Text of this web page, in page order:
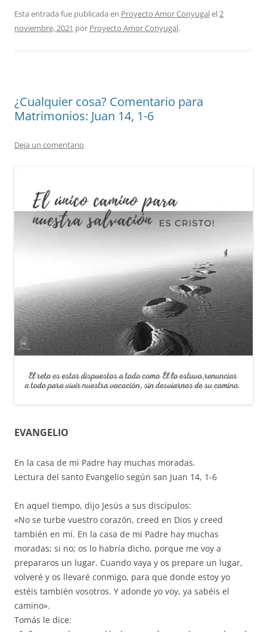
Esta entrada fue publicada en Proyecto Amor Conyugalel2
noviembre, 2021 por Proyecto Amor Conyugal.
¿Cualquier cosa? Comentario para
Matrimonios: Juan 14, 1-6
Deja un comentario
EVANGELIO
En la casa de mi Padre hay muchas moradas.
Lectura del santo Evangelio según san Juan 14, 1-6
En aquel tiempo, dijo Jesús a sus discípulos:
«No se turbe vuestro corazón, creed en Dios y creed
también en mí. En la casa de mi Padre hay muchas
moradas; si no; os lo habría dicho, porque me voy a
prepararos un lugar. Cuando vaya y os prepare un lugar,
volveré y os llevaré conmigo, para que donde estoy yo
estéis también vosotros. Y adonde yo voy, ya sabéis el
camino».
Tomás le dice: